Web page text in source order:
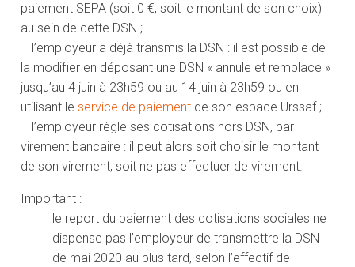
paiement SEPA (soit 0 €, soit le montant de son choix)
au sein de cette DSN ;
– l’employeur a déjà transmis la DSN : il est possible de
la modifier en déposant une DSN « annule et remplace »
jusqu’au 4 juin à 23h59 ou au 14 juin à 23h59 ou en
utilisant leservice de paiement de son espace Urssaf ;
– l’employeur règle ses cotisations hors DSN, par
virement bancaire : il peut alors soit choisir le montant
de son virement, soit ne pas effectuer de virement.
Important :
le report du paiement des cotisations sociales ne
dispense pas l’employeur de transmettre la DSN
de mai 2020 au plus tard, selon l’effectif de